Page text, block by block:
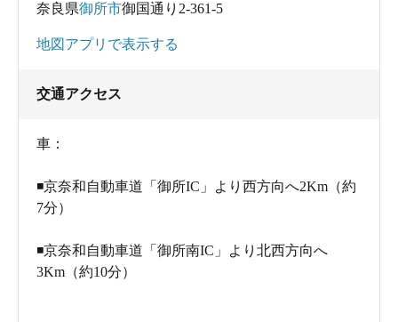
奈良県御所市御国通り2-361-5
地図アプリで表示する
交通アクセス
車：
◾️京奈和自動車道「御所IC」より西方向へ2Km（約
7分）
◾️京奈和自動車道「御所南IC」より北西方向へ
3Km（約10分）